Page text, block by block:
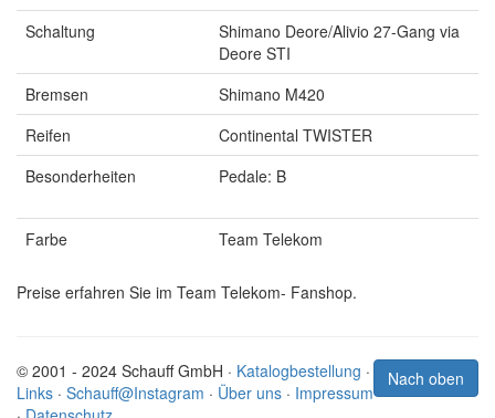
Schaltung
Shimano Deore/Alivio 27-Gang via
Deore STI
Bremsen
Shimano M420
Reifen
Continental TWISTER
Besonderheiten
Pedale: B
Farbe Team Telekom
Preise erfahren Sie im Team Telekom- Fanshop.
Nach oben
© 2001 - 2024 Schauff GmbH · Katalogbestellung ·
Links · Schauff@Instagram · Über uns · Impressum